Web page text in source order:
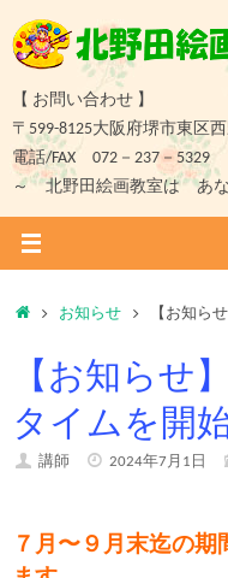
ン
ツ
へ
キ
プ
【 お問い合わせ 】
〒599-8125大阪府堺市東区
電話/FAX 072－237－5329
～ 北野田絵画教室は あ
ホ
ム
お知らせ 【お知ら
【お知らせ
タイムを開
講師 2024年7月1日
７月〜９月末迄の